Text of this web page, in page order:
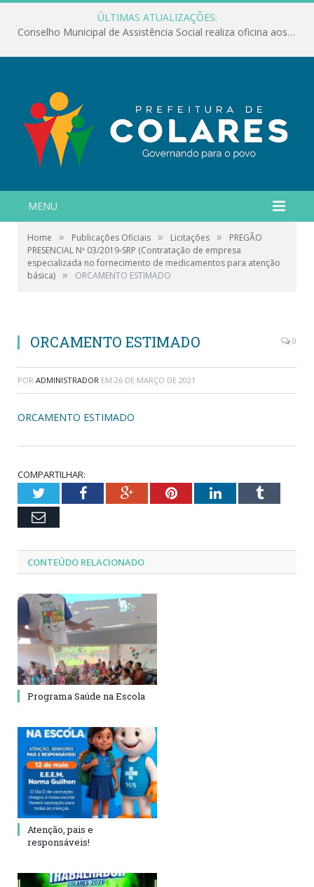
ÚLTIMAS ATUALIZAÇÕES:
Conselho Municipal de Assistência Social realiza oficina aos servidores
MENU
Home » Publicações Oficiais » Licitações »
PREGÃO
PRESENCIAL Nº 03/2019-SRP (Contratação de empresa
especializada no fornecimento de medicamentos para atenção
básica) » ORCAMENTO ESTIMADO
ORCAMENTO ESTIMADO 0
POR ADMINISTRADOR EM 26 DE MARÇO DE 2021
ORCAMENTO ESTIMADO
COMPARTILHAR:
TwitterFacebookGoogle+PinterestLinkedInTumblr
Email
CONTEÚDO RELACIONADO
Programa Saúde na Escola
Atenção, pais e
responsáveis!